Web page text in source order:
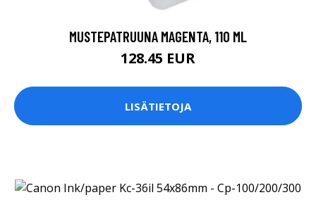
MUSTEPATRUUNA MAGENTA, 110 ML
128.45 EUR
LISÄTIETOJA